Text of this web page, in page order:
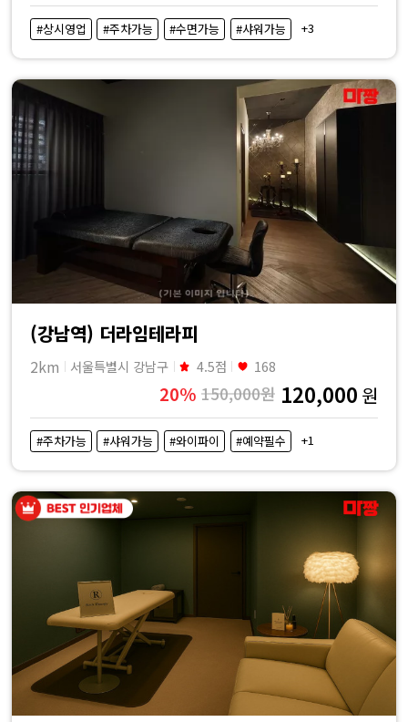
#상시영업 #주차가능 #수면가능 #샤워가능 +3
(강남역) 더라임테라피
2km 서울특별시 강남구 4.5점 168
20% 150,000원 120,000 원
#주차가능 #샤워가능 #와이파이 #예약필수 +1